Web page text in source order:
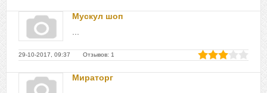
Мускул шоп
29-10-2017, 09:37 Отзывов: 1
Мираторг